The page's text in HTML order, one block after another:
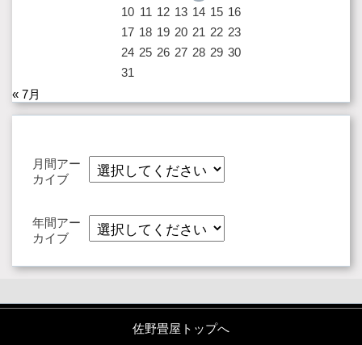
10 11 12 13 14 15 16
17 18 19 20 21 22 23
24 25 26 27 28 29 30
31
« 7月
月間アー
カイブ
年間アー
カイブ
佐野畳屋トップへ